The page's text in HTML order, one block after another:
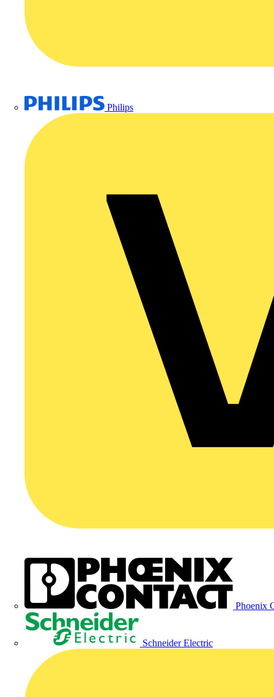
Philips
Phoenix
Schneider Electric